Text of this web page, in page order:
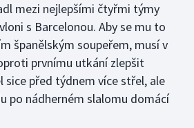
mezi nejlepšími čtyřmi týmy
s Barcelonou. Aby se mu to
španělským soupeřem, musí v
prvnímu utkání zlepšit
sice před týdnem více střel, ale
po nádherném slalomu domácí